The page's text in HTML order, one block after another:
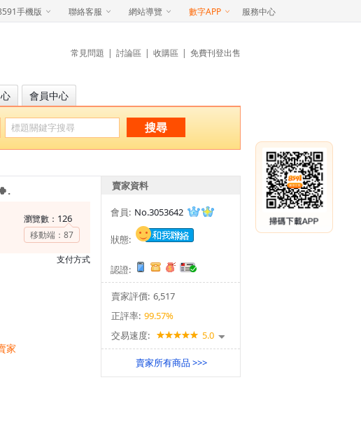
手機版 聯絡客服 網站導覽 數字APP 服務中心
常見問題 | 討論區 | 收購區 | 免費刊登出售
會員中心
搜尋
瀏覽數： 126
移動端： 87
家
支付方式
賣家資料
會員: No.3053642
狀態:
認證:
賣家評價: 6,517
正評率: 99.57%
交易速度:
5.0
賣家所有商品 >>>